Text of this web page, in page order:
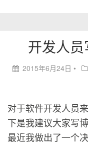
开发人
2015年6月24日 •
对于软件开发人员
下是我建议大家写
最近我做出了一个